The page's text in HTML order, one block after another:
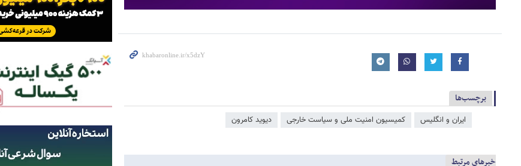
برچسب‌ها
ایران و انگلیس کمیسیون امنیت ملی و سیاست خارجی دیوید کامرون
خبرهای مرتبط